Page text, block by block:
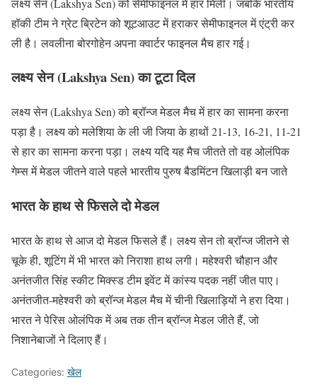
लक्ष्य सेन (Lakshya Sen) को सेमीफाइनल में हार मिली। जबकि भारतीय
हॉकी टीम ने ग्रेट ब्रिटेन को शूटआउट में हराकर सेमीफाइनल में एंट्री कर
ली है। लवलीना बोरगोहेन अपना क्वार्टर फाइनल मैच हार गई।
लक्ष्य सेन (Lakshya Sen) का टूटा दिल
लक्ष्य सेन (Lakshya Sen) को ब्रॉन्ज मेडल मैच में हार का सामना करना
पड़ा है। लक्ष्य को मलेशिया के ली जी जिया के हाथों 21-13, 16-21, 11-21
से हार का सामना करना पड़ा। लक्ष्य यदि यह मैच जीतते तो वह ओलंपिक
गेम्स में मेडल जीतने वाले पहले भारतीय पुरुष बैडमिंटन खिलाड़ी बन जाते
भारत के हाथ से फिसले दो मेडल
भारत के हाथ से आज दो मेडल फिसले हैं। लक्ष्य सेन तो ब्रॉन्ज जीतने से
चूके ही, शूटिंग में भी भारत को निराशा हाथ लगी। महेश्वरी चौहान और
अनंतजीत सिंह स्कीट मिक्स्ड टीम इवेंट में कांस्य पदक नहीं जीत पाए।
अनंतजीत-महेश्वरी को ब्रॉन्ज मेडल मैच में चीनी खिलाड़ियों ने हरा दिया।
भारत ने पेरिस ओलंपिक में अब तक तीन ब्रॉन्ज मेडल जीते हैं, जो
निशानेबाजों ने दिलाए हैं।
Categories: खेल